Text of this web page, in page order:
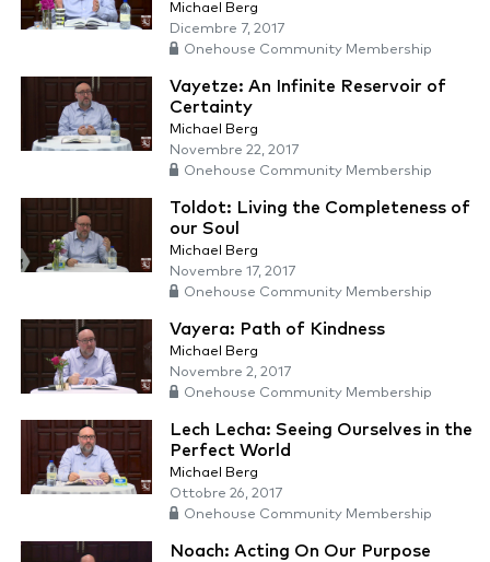
Michael Berg
Dicembre 7, 2017
Onehouse Community Membership
Vayetze: An Infinite Reservoir of
Certainty
Michael Berg
Novembre 22, 2017
Onehouse Community Membership
Toldot: Living the Completeness of
our Soul
Michael Berg
Novembre 17, 2017
Onehouse Community Membership
Vayera: Path of Kindness
Michael Berg
Novembre 2, 2017
Onehouse Community Membership
Lech Lecha: Seeing Ourselves in the
Perfect World
Michael Berg
Ottobre 26, 2017
Onehouse Community Membership
Noach: Acting On Our Purpose